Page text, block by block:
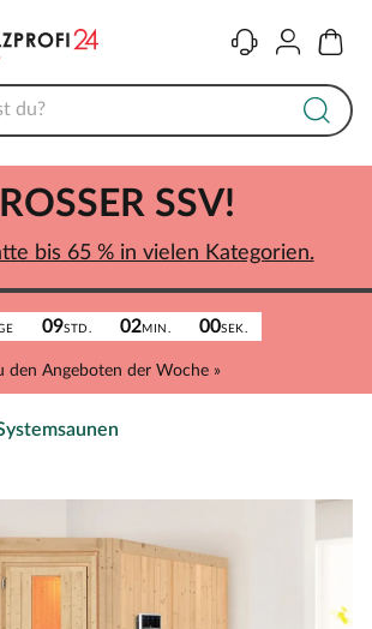
KontaktKonto
09STD. 02MIN. 00SEK.
den Angeboten der Woche »
SSV!
bis 65 % in vielen Kategorien.